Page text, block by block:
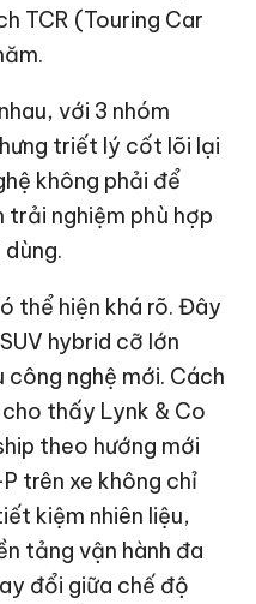
TCR (Touring Car
với 3 nhóm
triết lý cốt lõi lại
không phải để
trải nghiệm phù hợp
thể hiện khá rõ. Đây
hybrid cỡ lớn
công nghệ mới. Cách
thấy Lynk & Co
theo hướng mới
trên xe không chỉ
kiệm nhiên liệu,
tảng vận hành đa
đổi giữa chế độ